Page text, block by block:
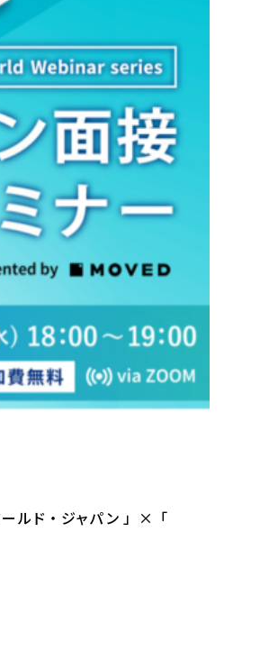
ルド・ジャパン 」×「